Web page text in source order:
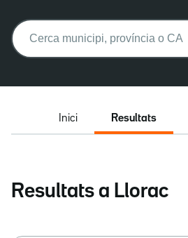
Buscar:
Inici Resultats
Resultats a Llorac